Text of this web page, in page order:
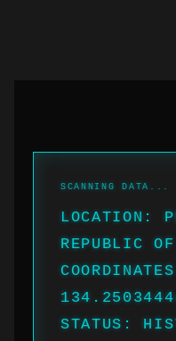
LOCATION:
REPUBLIC
STATUS: